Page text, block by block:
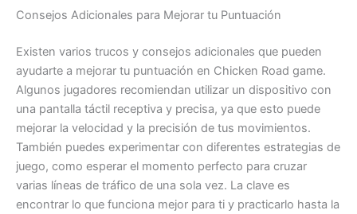
Consejos Adicionales para Mejorar tu Puntuación
Existen varios trucos y consejos adicionales que pueden
ayudarte a mejorar tu puntuación en Chicken Road game.
Algunos jugadores recomiendan utilizar un dispositivo con
una pantalla táctil receptiva y precisa, ya que esto puede
mejorar la velocidad y la precisión de tus movimientos.
También puedes experimentar con diferentes estrategias de
juego, como esperar el momento perfecto para cruzar
varias líneas de tráfico de una sola vez. La clave es
encontrar lo que funciona mejor para ti y practicarlo hasta la